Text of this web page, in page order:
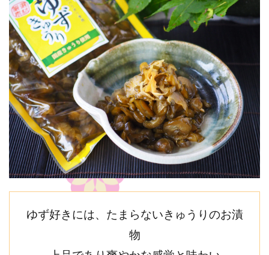
ゆず好きには、たまらないきゅうりのお漬
物